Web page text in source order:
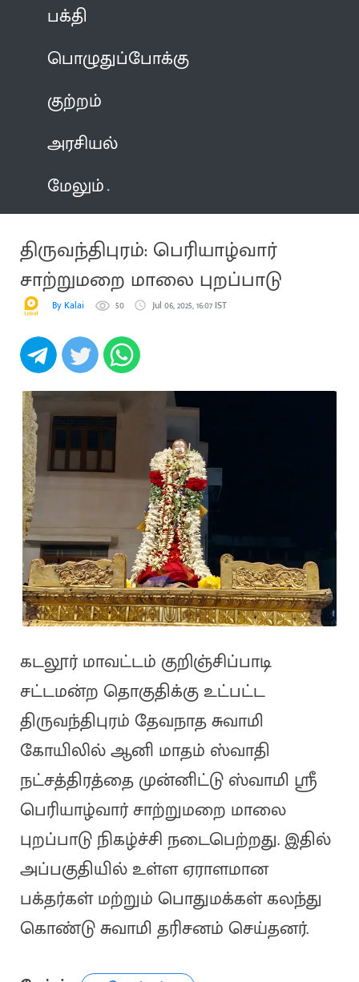
பக்தி
பொழுதுப்போக்கு
குற்றம்
அரசியல்
மேலும்
திருவந்திபுரம்: பெரியாழ்வார்
சாற்றுமறை மாலை புறப்பாடு
By Kalai 50 Jul 06, 2025, 16:07 IST
கடலூர் மாவட்டம் குறிஞ்சிப்பாடி
சட்டமன்ற தொகுதிக்கு உட்பட்ட
திருவந்திபுரம் தேவநாத சுவாமி
கோயிலில் ஆனி மாதம் ஸ்வாதி
நட்சத்திரத்தை முன்னிட்டு ஸ்வாமி ஸ்ரீ
பெரியாழ்வார் சாற்றுமறை மாலை
புறப்பாடு நிகழ்ச்சி நடைபெற்றது. இதில்
அப்பகுதியில் உள்ள ஏராளமான
பக்தர்கள் மற்றும் பொதுமக்கள் கலந்து
கொண்டு சுவாமி தரிசனம் செய்தனர்.